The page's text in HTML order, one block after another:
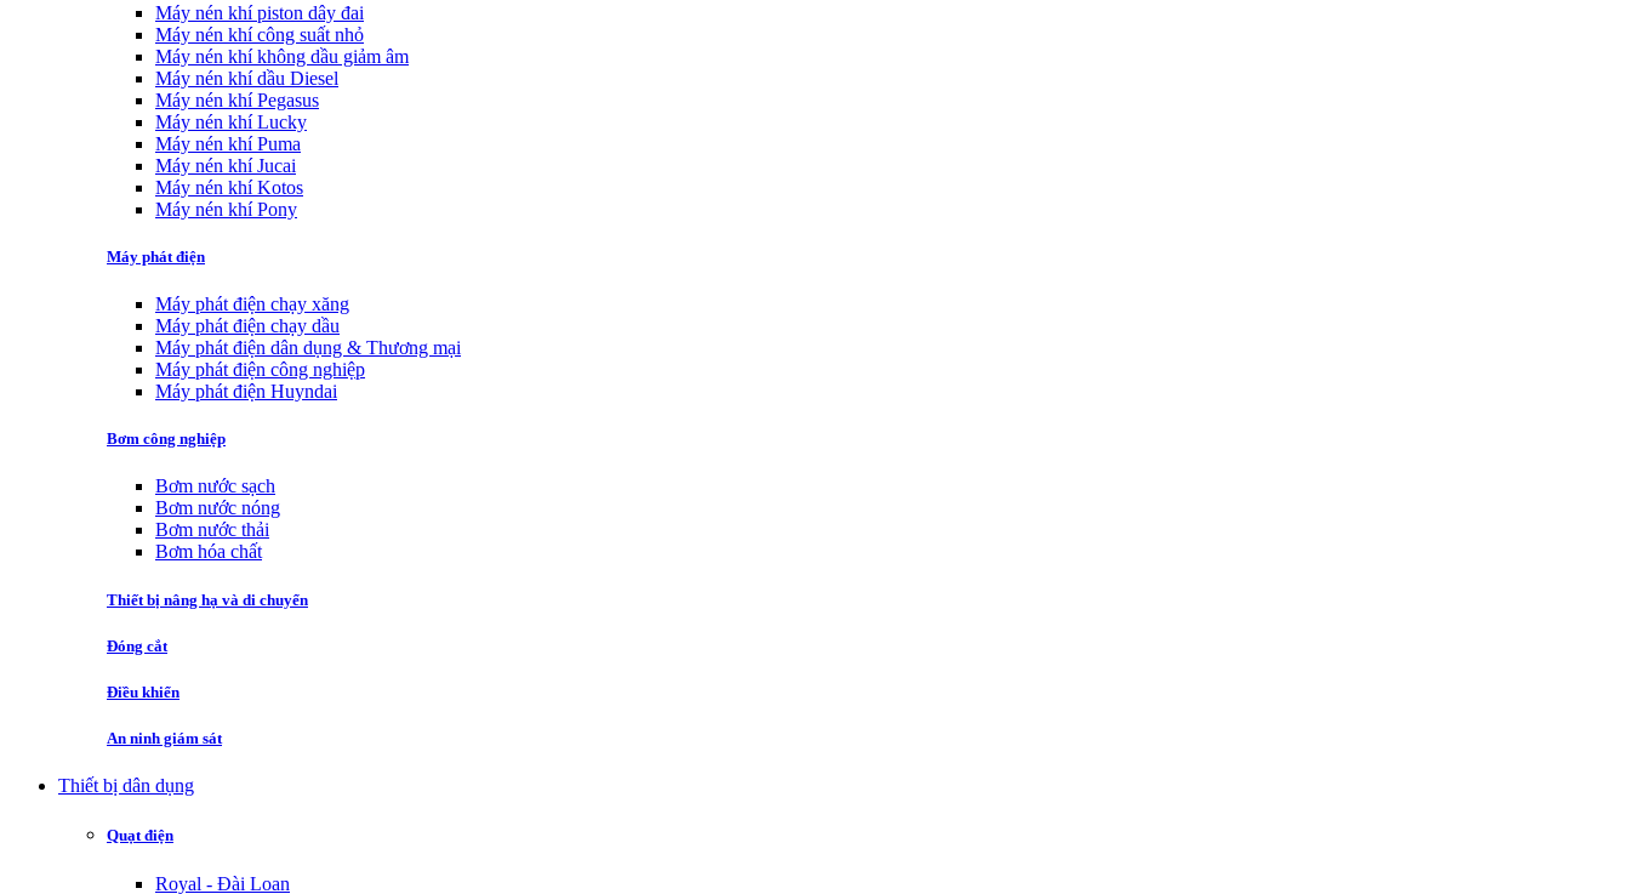
Máy nén khí piston dây đai
Máy nén khí công suất nhỏ
Máy nén khí không dầu giảm âm
Máy nén khí dầu Diesel
Máy nén khí Pegasus
Máy nén khí Lucky
Máy nén khí Puma
Máy nén khí Jucai
Máy nén khí Kotos
Máy nén khí Pony
Máy phát điện
Máy phát điện chạy xăng
Máy phát điện chạy dầu
Máy phát điện dân dụng & Thương mại
Máy phát điện công nghiệp
Máy phát điện Huyndai
Bơm công nghiệp
Bơm nước sạch
Bơm nước nóng
Bơm nước thải
Bơm hóa chất
Thiết bị nâng hạ và di chuyển
Đóng cắt
Điều khiển
An ninh giám sát
Thiết bị dân dụng
Quạt điện
Royal - Đài Loan